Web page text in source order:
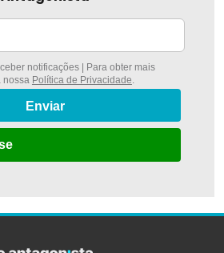
notificações | Para obter mais
nossa Política de Privacidade.
Enviar